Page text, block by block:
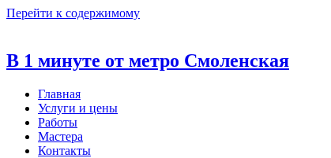
Перейти к содержимому
В 1 минуте от метро Смоленская
Главная
Услуги и цены
Работы
Мастера
Контакты